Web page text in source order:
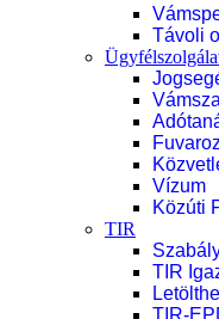
Távoli
Vízum
Közúti
TIR
TIR
TIR-